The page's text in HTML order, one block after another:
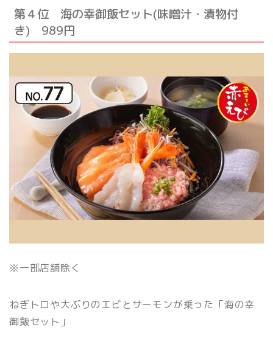
第４位 海の幸御飯セット(味噌汁・漬物付
き) 989円
※一部店舗除く
ねぎトロや大ぶりのエビとサーモンが乗った「海の幸
御飯セット」